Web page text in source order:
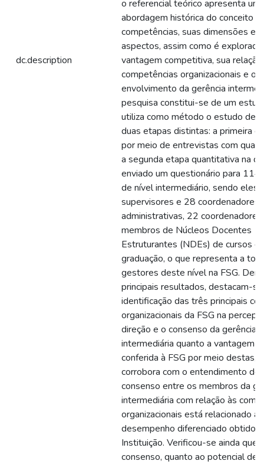
dc.description
o referencial teórico apresenta
abordagem histórica do conceito
competências, suas dimensões e
aspectos, assim como é
vantagem competitiva, sua
competências organizacionais e o
envolvimento da gerência
pesquisa constitui-se de um
utiliza como método o estudo de
duas etapas distintas: a primeira
por meio de entrevistas com
a segunda etapa quantitativa na
enviado um questionário para
de nível intermediário, sendo eles:
supervisores e 28 coordenadores
administrativas, 22
membros de Núcleos Docentes
Estruturantes (NDEs) de cursos
graduação, o que representa a
gestores deste nível na FSG.
principais resultados, destacam-
identificação das três principais
organizacionais da FSG na
direção e o consenso da gerência
intermediária quanto a vantagem
conferida à FSG por meio destas,
corrobora com o entendimento de
consenso entre os membros da
intermediária com relação às
organizacionais está relacionado ao
desempenho diferenciado obtido
Instituição. Verificou-se ainda que,
consenso, quanto ao potencial de